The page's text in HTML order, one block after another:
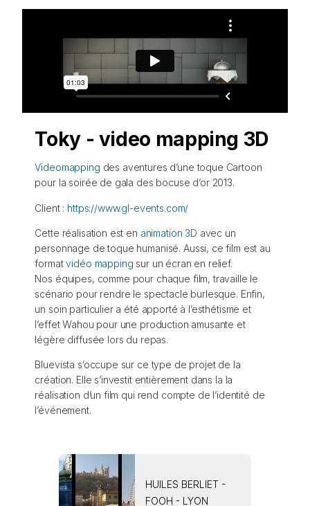
Toky - video mapping 3D
Videomapping des aventures d’une toque Cartoon
pour la soirée de gala des bocuse d’or 2013.
Client : https://www.gl-events.com/
Cette réalisation est en animation 3D avec un
personnage de toque humanisé. Aussi, ce film est au
formatvidéo mapping sur un écran en relief.
Nos équipes, comme pour chaque film, travaille le
scénario pour rendre le spectacle burlesque. Enfin,
un soin particulier a été apporté à l’esthétisme et
l’effet Wahou pour une production amusante et
légère diffusée lors du repas.
Bluevista s’occupe sur ce type de projet de la
création. Elle s’investit entièrement dans la la
réalisation d’un film qui rend compte de l’identité de
l’événement.
HUILES BERLIET -
FOOH - LYON